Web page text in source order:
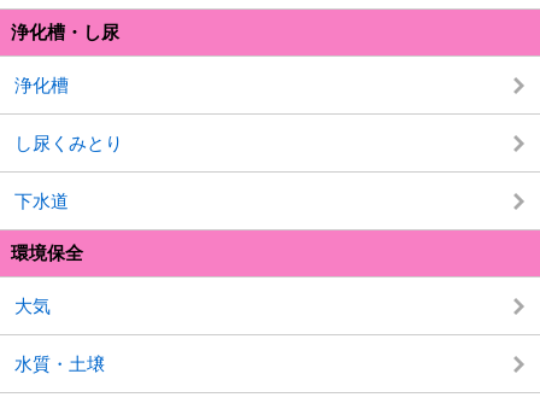
浄化槽・し尿
浄化槽
し尿くみとり
下水道
環境保全
大気
水質・土壌